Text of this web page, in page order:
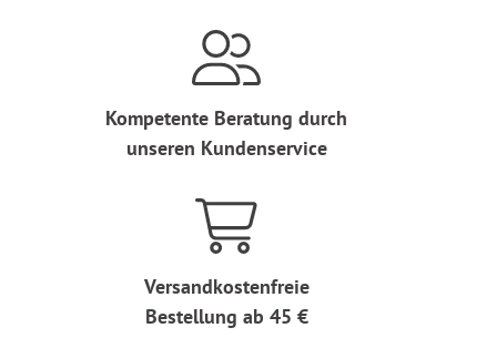
Kompetente Beratung durch
unseren Kundenservice
Versandkostenfreie
Bestellung ab 45 €